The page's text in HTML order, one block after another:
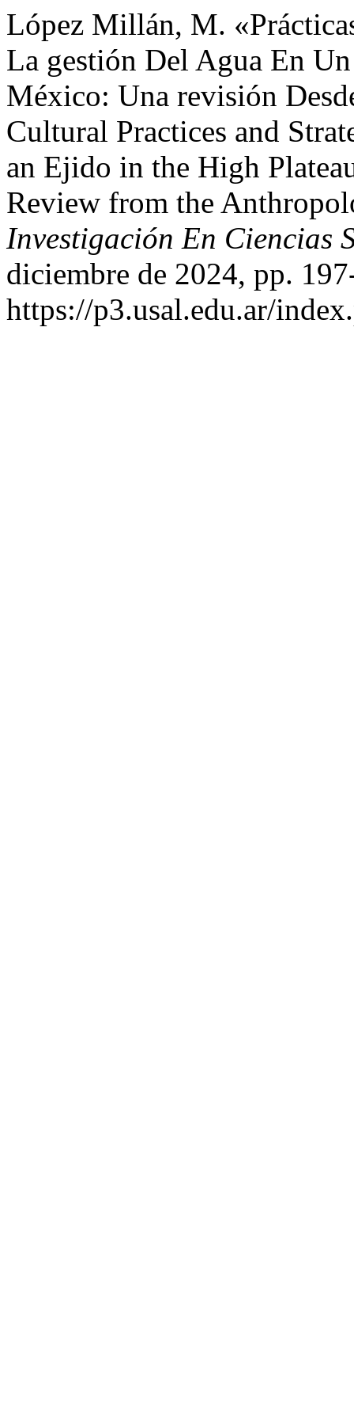
López Millán, M.
La gestión Del Agua En
México: Una revisión
Cultural Practices and
an Ejido in the High
Review from the
Investigación En Ciencias
diciembre de 2024, pp.
https://p3.usal.edu.ar/